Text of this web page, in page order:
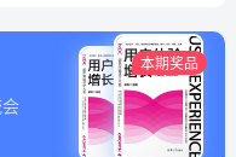
本期奖品